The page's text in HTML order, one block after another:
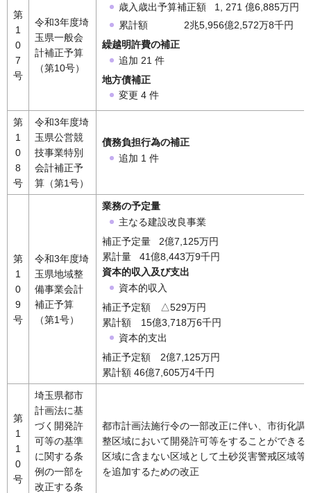
第
1
0
7
号
令和3年度埼
玉県一般会
計補正予算
（第10号）
歳入歳出予算補正額 1, 271 億6,885万円
累計額 2兆5,956億2,572万8千円
繰越明許費の補正
追加 21 件
地方債補正
変更 4 件
第
1
0
8
号
令和3年度埼
玉県公営競
技事業特別
会計補正予
算（第1号）
債務負担行為の補正
追加 1 件
第
1
0
9
号
令和3年度埼
玉県地域整
備事業会計
補正予算
（第1号）
業務の予定量
主なる建設改良事業
補正予定量 2億7,125万円
累計量 41億8,443万9千円
資本的収入及び支出
資本的収入
補正予定額 △529万円
累計額 15億3,718万6千円
資本的支出
補正予定額 2億7,125万円
累計額 46億7,605万4千円
第
1
1
0
号
埼玉県都市
計画法に基
づく開発許
可等の基準
に関する条
例の一部を
改正する条
都市計画法施行令の一部改正に伴い、市街化調
整区域において開発許可等をすることができる
区域に含まない区域として土砂災害警戒区域等
を追加するための改正